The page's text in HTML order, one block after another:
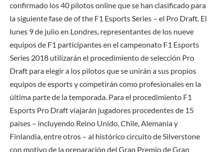
confirmado los 40 pilotos online que se han clasificado para
la siguiente fase de of the F1 Esports Series – el Pro Draft. El
lunes 9 de julio en Londres, representantes de los nueve
equipos de F1 participantes en el campeonato F1 Esports
Series 2018 utilizarán el procedimiento de selección Pro
Draft para elegir a los pilotos que se unirán a sus propios
equipos de esports y competirán como profesionales en la
última parte de la temporada. Para el procedimiento F1
Esports Pro Draft viajarán jugadores procedentes de 15
países – incluyendo Reino Unido, Chile, Alemania y
Finlandia, entre otros – al histórico circuito de Silverstone
con motivo de la preparación del Gran Premio de Gran